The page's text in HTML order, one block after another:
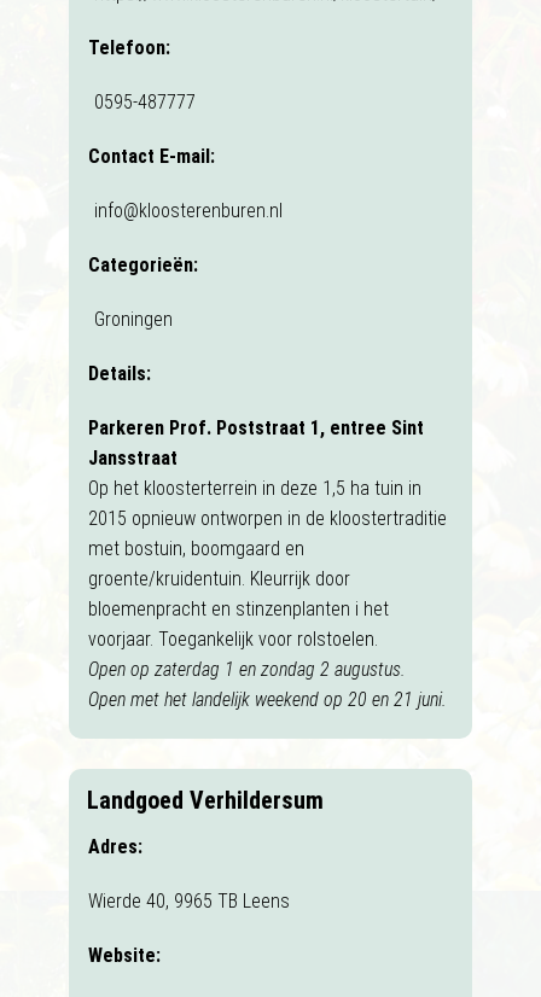
Telefoon:
0595-487777
Contact E-mail:
info@kloosterenburen.nl
Categorieën:
Groningen
Details:
Parkeren Prof. Poststraat 1, entree Sint
Jansstraat
Op het kloosterterrein in deze 1,5 ha tuin in
2015 opnieuw ontworpen in de kloostertraditie
met bostuin, boomgaard en
groente/kruidentuin. Kleurrijk door
bloemenpracht en stinzenplanten i het
voorjaar. Toegankelijk voor rolstoelen.
Open op zaterdag 1 en zondag 2 augustus.
Open met het landelijk weekend op 20 en 21 juni.
Landgoed Verhildersum
Adres:
Wierde 40, 9965 TB Leens
Website: